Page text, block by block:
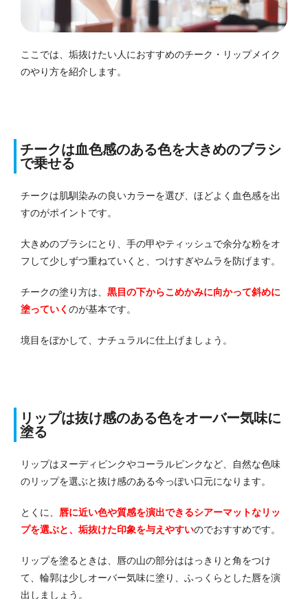
ここでは、垢抜けたい人におすすめのチーク・リップメイク
のやり方を紹介します。
チークは血色感のある色を大きめのブラシ
で乗せる
チークは肌馴染みの良いカラーを選び、ほどよく血色感を出
すのがポイントです。
大きめのブラシにとり、手の甲やティッシュで余分な粉をオ
フして少しずつ重ねていくと、つけすぎやムラを防げます。
チークの塗り方は、 黒目の下からこめかみに向かって斜めに
塗っていく のが基本です。
境目をぼかして、ナチュラルに仕上げましょう。
リップは抜け感のある色をオーバー気味に
塗る
リップはヌーディピンクやコーラルピンクなど、自然な色味
のリップを選ぶと抜け感のある今っぽい口元になります。
とくに、 唇に近い色や質感を演出できるシアーマットなリッ
プを選ぶと、垢抜けた印象を与えやすいのでおすすめです。
リップを塗るときは、唇の山の部分ははっきりと角をつけ
て、輪郭は少しオーバー気味に塗り、ふっくらとした唇を演
出しましょう。